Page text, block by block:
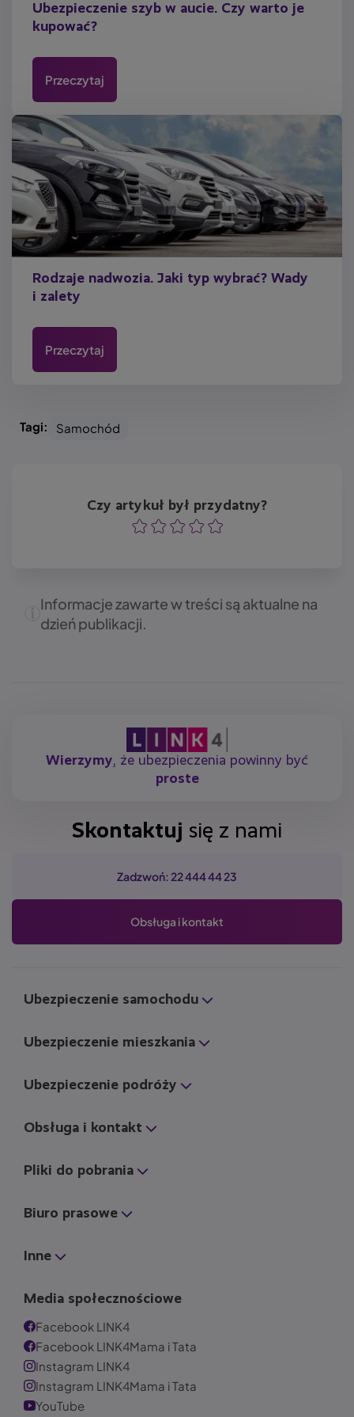
Ubezpieczenie szyb w aucie. Czy warto je
kupować?
Przeczytaj
Rodzaje nadwozia. Jaki typ wybrać? Wady
i zalety
Przeczytaj
Tagi: Samochód
Czy artykuł był przydatny?
OcenaOcenaOcena
OcenaOcena
Informacje zawarte w treści są aktualne na
dzień publikacji.
Wierzymy, że ubezpieczenia powinny być
proste
Skontaktuj się z nami
Zadzwoń: 22 444 44 23
Obsługa i kontakt
Ubezpieczenie samochodu
Ubezpieczenie mieszkania
Ubezpieczenie podróży
Obsługa i kontakt
Pliki do pobrania
Biuro prasowe
Inne
Media społecznościowe
Facebook LINK4
Facebook LINK4Mama i Tata
Instagram LINK4
Instagram LINK4Mama i Tata
YouTube